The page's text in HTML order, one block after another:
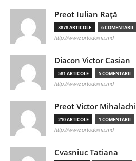
Preot Iulian Raţă
3878 ARTICOLE 6 COMENTARII
http://www.ortodoxia.md
Diacon Victor Casian
581 ARTICOLE 5 COMENTARII
http://www.ortodoxia.md
Preot Victor Mihalachi
210 ARTICOLE 1 COMENTARII
http://www.ortodoxia.md
Cvasniuc Tatiana